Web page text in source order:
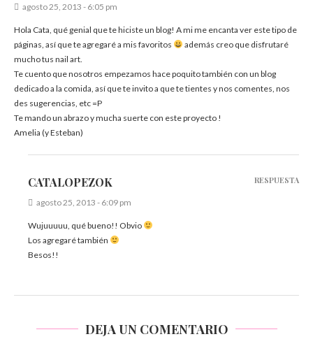
agosto 25, 2013 - 6:05 pm
Hola Cata, qué genial que te hiciste un blog! A mi me encanta ver este tipo de
páginas, así que te agregaré a mis favoritos
además creo que disfrutaré
mucho tus nail art.
Te cuento que nosotros empezamos hace poquito también con un blog
dedicado a la comida, así que te invito a que te tientes y nos comentes, nos
des sugerencias, etc =P
Te mando un abrazo y mucha suerte con este proyecto !
Amelia (y Esteban)
CATALOPEZOK
agosto 25, 2013 - 6:09 pm
Wujuuuuu, qué bueno!! Obvio
Los agregaré también
Besos!!
RESPUESTA
DEJA UN COMENTARIO